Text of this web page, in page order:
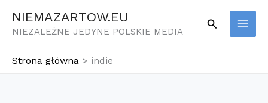
NIEMAZARTOW.EU
NIEZALEŻNE JEDYNE POLSKIE MEDIA
Szukaj
Strona główna indie